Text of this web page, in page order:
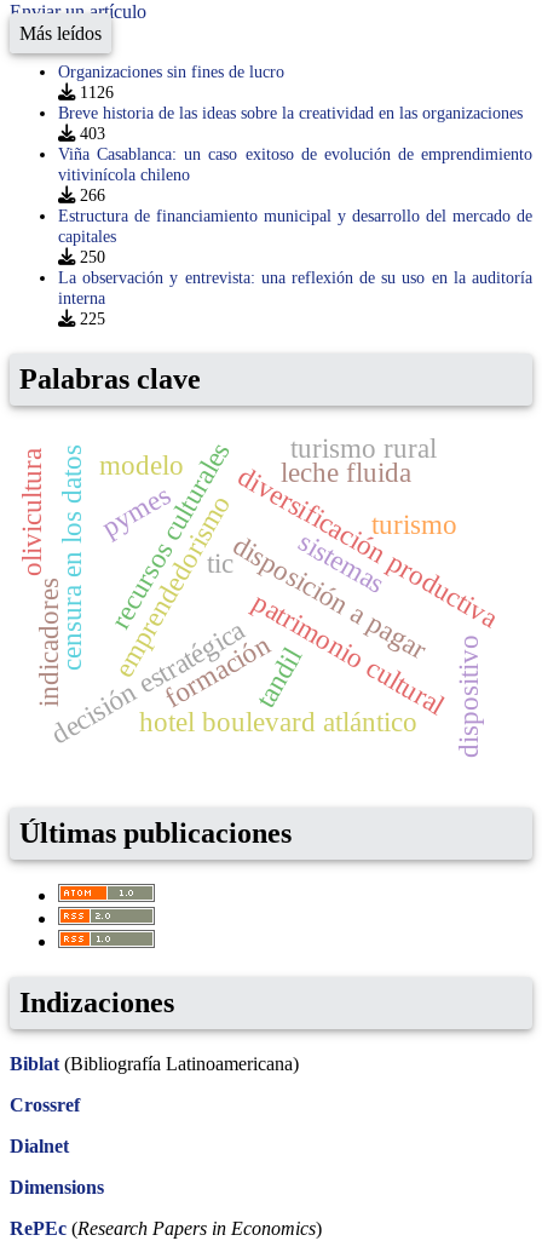
Enviar un artículo
Más leídos
Organizaciones sin fines de lucro
1126
Breve historia de las ideas sobre la creatividad en las organizaciones
403
Viña Casablanca: un caso exitoso de evolución de emprendimiento
vitivinícola chileno
266
Estructura de financiamiento municipal y desarrollo del mercado de
capitales
250
La observación y entrevista: una reflexión de su uso en la auditoría
interna
225
Palabras clave
diversificación productiva
pymes
decisión estratégica
turismo
patrimonio cultural
recursos culturales
hotel boulevard atlántico
emprendedorismodisposición a pagar
censura en los datos leche fluida
indicadores tandil
tic
turismo rural
modelo
sistemas
dispositivo
formación
olivicultura
Últimas publicaciones
Indizaciones
Biblat (Bibliografía Latinoamericana)
Crossref
Dialnet
Dimensions
RePEc (Research Papers in Economics)